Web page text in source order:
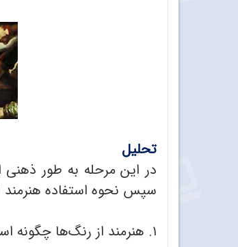
تحلیل
در این مرحله به طور
سپس نحوه استفاده
۱. هنرمند از رنگ‌ها چگونه استفاده کرده است؟